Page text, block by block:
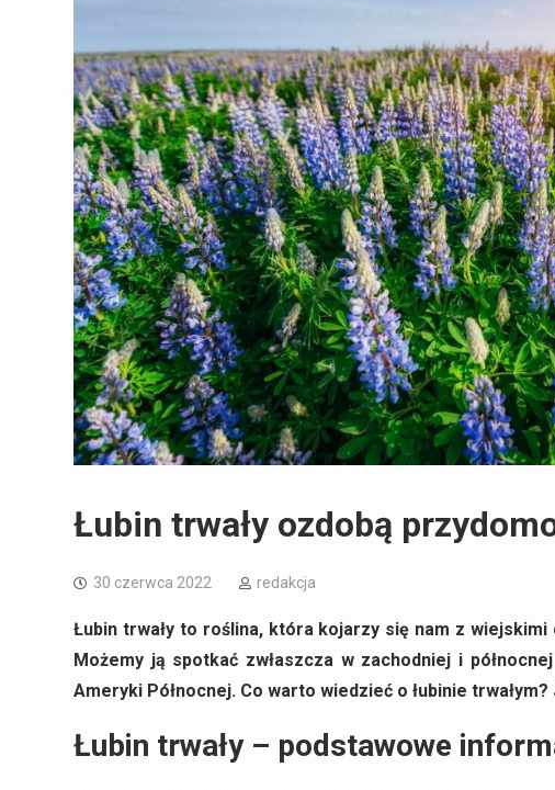
Łubin trwały ozdobą
30 czerwca 2022 redakcja
Łubin trwały to roślina, która kojarzy się nam z
Możemy ją spotkać zwłaszcza w zachodniej i
Ameryki Północnej. Co warto wiedzieć o łubinie
Łubin trwały – podstawowe